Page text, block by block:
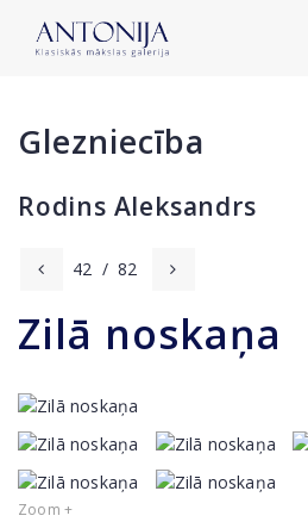
Glezniecība
Rodins Aleksandrs
42 / 82
Zilā noskaņa
Zoom +